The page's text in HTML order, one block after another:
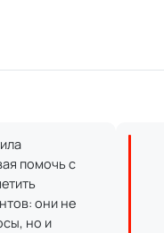
помочь с
они не
но и